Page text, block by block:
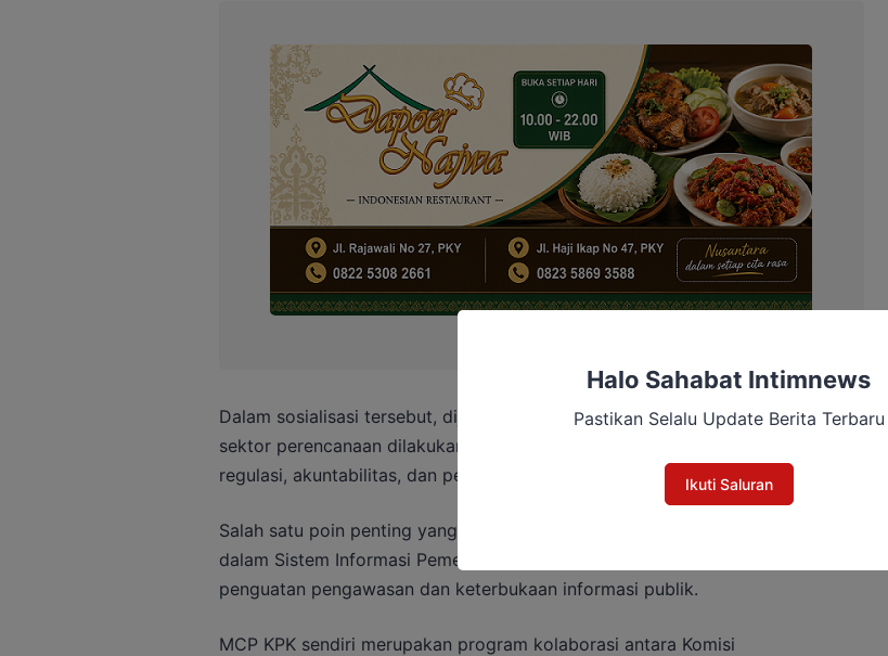
Dalam sosialisasi tersebut, dijelaskan bahwa upaya pencegahan korupsi di
sektor perencanaan dilakukan melalui empat aspek utama, yaitu transparansi,
regulasi, akuntabilitas, dan pengendalian risiko korupsi.
Salah satu poin penting yang dibahas adalah transparansi pokok pikiran
dalam Sistem Informasi Pemerintahan Daerah (SIPD) sebagai bentuk
penguatan pengawasan dan keterbukaan informasi publik.
MCP KPK sendiri merupakan program kolaborasi antara Komisi
Halo Sahabat Intimnews
Pastikan Selalu Update Berita Terbaru
Ikuti Saluran